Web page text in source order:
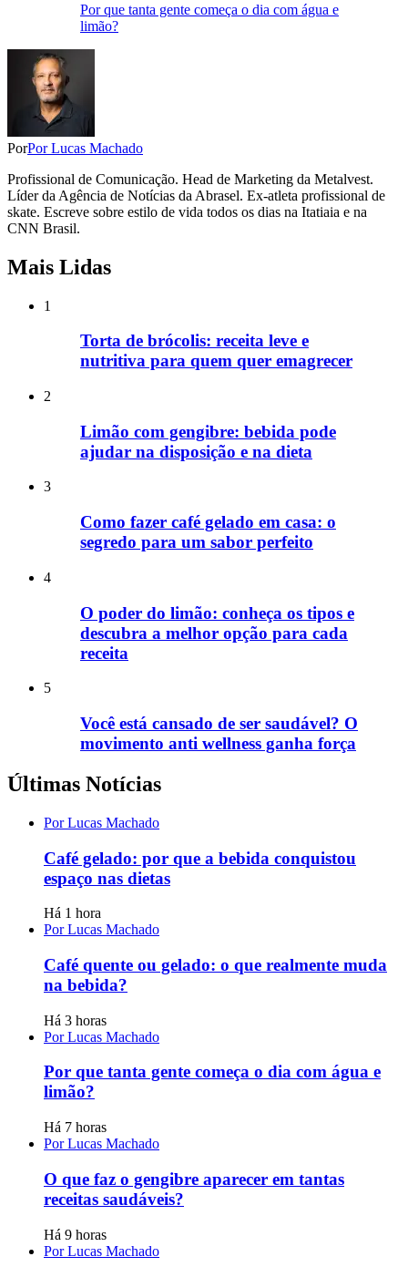
Por que tanta gente começa o dia com água e
limão?
PorPor Lucas Machado
Profissional de Comunicação. Head de Marketing da Metalvest.
Líder da Agência de Notícias da Abrasel. Ex-atleta profissional de
skate. Escreve sobre estilo de vida todos os dias na Itatiaia e na
CNN Brasil.
Mais Lidas
1
Torta de brócolis: receita leve e
nutritiva para quem quer emagrecer
2
Limão com gengibre: bebida pode
ajudar na disposição e na dieta
3
Como fazer café gelado em casa: o
segredo para um sabor perfeito
4
O poder do limão: conheça os tipos e
descubra a melhor opção para cada
receita
5
Você está cansado de ser saudável? O
movimento anti wellness ganha força
Últimas Notícias
Por Lucas Machado
Café gelado: por que a bebida conquistou
espaço nas dietas
Há 1 hora
Por Lucas Machado
Café quente ou gelado: o que realmente muda
na bebida?
Há 3 horas
Por Lucas Machado
Por que tanta gente começa o dia com água e
limão?
Há 7 horas
Por Lucas Machado
O que faz o gengibre aparecer em tantas
receitas saudáveis?
Há 9 horas
Por Lucas Machado